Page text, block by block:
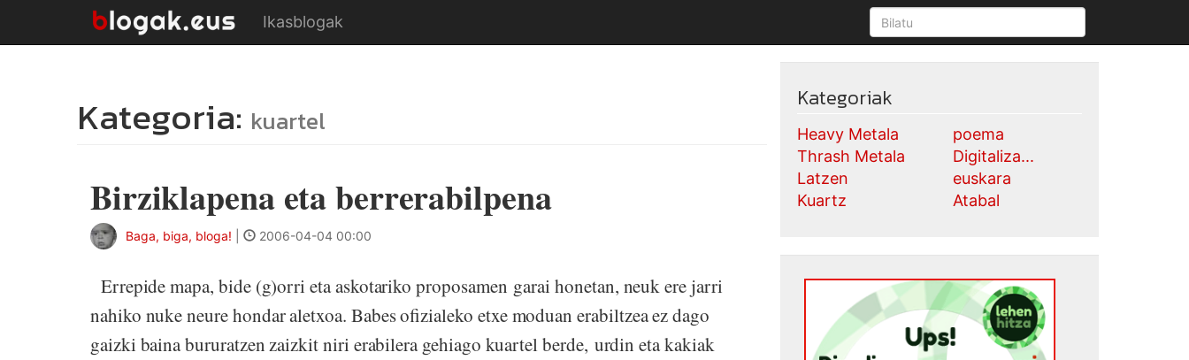
Ikasblogak
Kategoria: kuartel
Birziklapena eta berrerabilpena
Baga, biga, bloga! 2006-04-04 00:00
Errepide mapa, bide (g)orri eta askotariko proposamen garai honetan, neuk ere jarri
nahiko nuke neure hondar aletxoa. Babes ofizialeko etxe moduan erabiltzea ez dago
gaizki baina bururatzen zaizkit niri erabilera gehiago kuartel berde, urdin eta kakiak
Kategoriak
Heavy Metala
Thrash Metala
Latzen
Kuartz
poema
Digitaliza...
euskara
Atabal